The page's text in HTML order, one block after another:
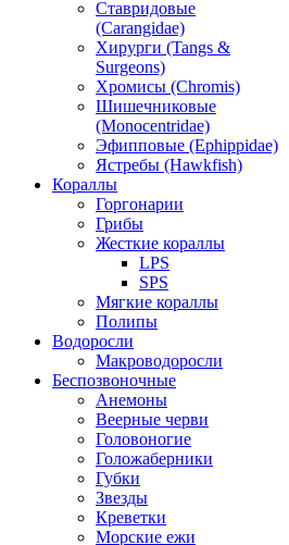
Ставридовые
(Carangidae)
Хирурги (Tangs &
Surgeons)
Хромисы (Chromis)
Шишечниковые
(Monocentridae)
Эфипповые (Ephippidae)
Ястребы (Hawkfish)
Кораллы
Горгонарии
Грибы
Жесткие кораллы
LPS
SPS
Мягкие кораллы
Полипы
Водоросли
Макроводоросли
Беспозвоночные
Анемоны
Веерные черви
Головоногие
Голожаберники
Губки
Звезды
Креветки
Морские ежи